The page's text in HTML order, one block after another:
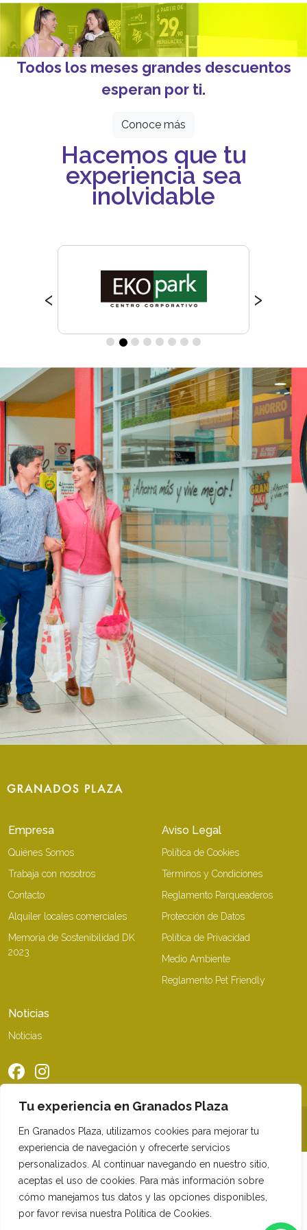
Tu experiencia en Granados Plaza
En Granados Plaza, utilizamos cookies para mejorar tu
experiencia de navegación y ofrecerte servicios
personalizados. Al continuar navegando en nuestro sitio,
aceptas el uso de cookies. Para más información sobre
cómo manejamos tus datos y las opciones disponibles,
por favor revisa nuestra Política de Cookies.
Todos los meses grandes descuentos
esperan por ti.
Conoce más
Hacemos que tu
experiencia sea
inolvidable
‹ ›
Empresa
Quiénes Somos
Trabaja con nosotros
Contacto
Alquiler locales comerciales
Memoria de Sostenibilidad DK
2023
Aviso Legal
Política de Cookies
Términos y Condiciones
Reglamento Parqueaderos
Protección de Datos
Política de Privacidad
Medio Ambiente
Reglamento Pet Friendly
Noticias
Noticias
©2026 Granados Plaza. Todos los derechos reservados